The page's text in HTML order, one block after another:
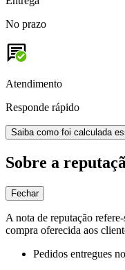
No prazo
Atendimento
Responde rápido
Saiba como foi calculada
Sobre a
Fechar
A nota de reputação
compra oferecida aos
Pedidos entregues